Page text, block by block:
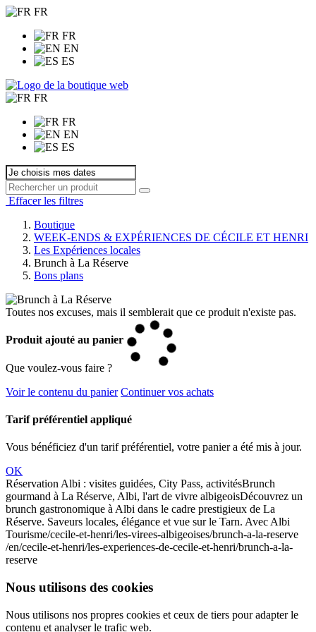
FR
FR
EN
ES
FR
FR
EN
ES
Effacer les filtres
Boutique
WEEK-ENDS & EXPÉRIENCES DE CÉCILE ET HENRI
Les Expériences locales
Brunch à La Réserve
Bons plans
Toutes nos excuses, mais il semblerait que ce produit n'existe pas.
Produit ajouté au panier
Que voulez-vous faire ?
Voir le contenu du panier Continuer vos achats
Tarif préférentiel appliqué
Vous bénéficiez d'un tarif préférentiel, votre panier a été mis à jour.
OK
Réservation Albi : visites guidées, City Pass, activitésBrunch
gourmand à La Réserve, Albi, l'art de vivre albigeoisDécouvrez un
brunch gastronomique à Albi dans le cadre prestigieux de La
Réserve. Saveurs locales, élégance et vue sur le Tarn. Avec Albi
Tourisme/cecile-et-henri/les-virees-albigeoises/brunch-a-la-reserve
/en/cecile-et-henri/les-experiences-de-cecile-et-henri/brunch-a-la-
reserve
Nous utilisons des cookies
Nous utilisons nos propres cookies et ceux de tiers pour adapter le
contenu et analyser le trafic web.